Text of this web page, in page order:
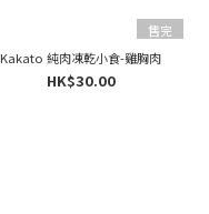
售完
Kakato 純肉凍乾小食-雞胸肉
HK$30.00